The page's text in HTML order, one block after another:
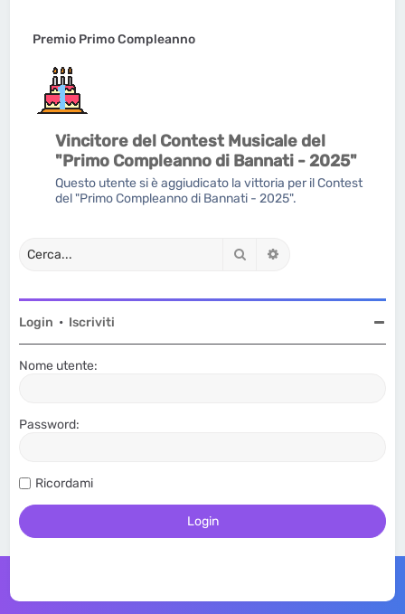
Premio Primo Compleanno
Vincitore del Contest Musicale del
"Primo Compleanno di Bannati - 2025"
Questo utente si è aggiudicato la vittoria per il Contest
del "Primo Compleanno di Bannati - 2025".
Cerca
Login • Iscriviti
Nome utente:
Password:
Ricordami